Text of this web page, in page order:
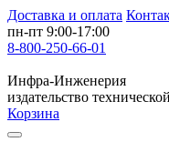
Доставка и оплата
пн-пт 9:00-17:00
8-800-250-66-01
Инфра-Инженерия
издательство
Корзина